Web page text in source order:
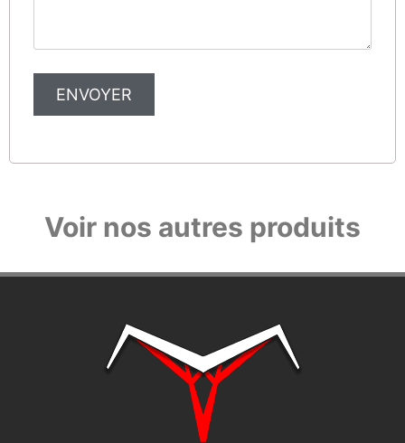
Voir nos autres produits